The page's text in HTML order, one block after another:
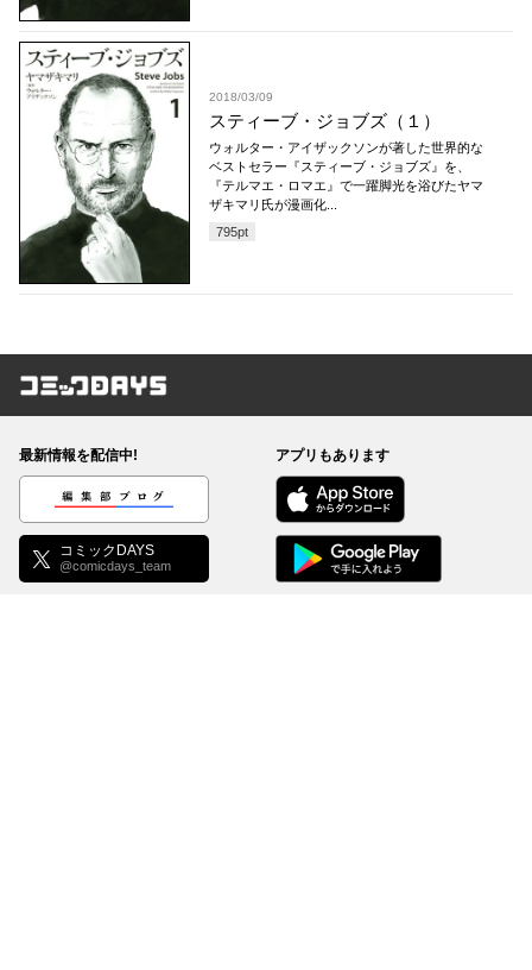
2018/03/09
スティーブ・ジョブズ（１）
ウォルター・アイザックソンが著した世界的な
ベストセラー『スティーブ・ジョブズ』を、
『テルマエ・ロマエ』で一躍脚光を浴びたヤマ
ザキマリ氏が漫画化...
795pt
コミックDAYS
最新情報を配信中!
編集部ブログ
コミックDAYS
@comicdays_team
アプリもあります